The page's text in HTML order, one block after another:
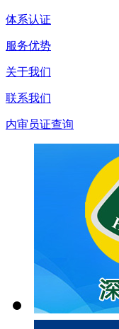
体系认证
服务优势
关于我们
联系我们
内审员证查询